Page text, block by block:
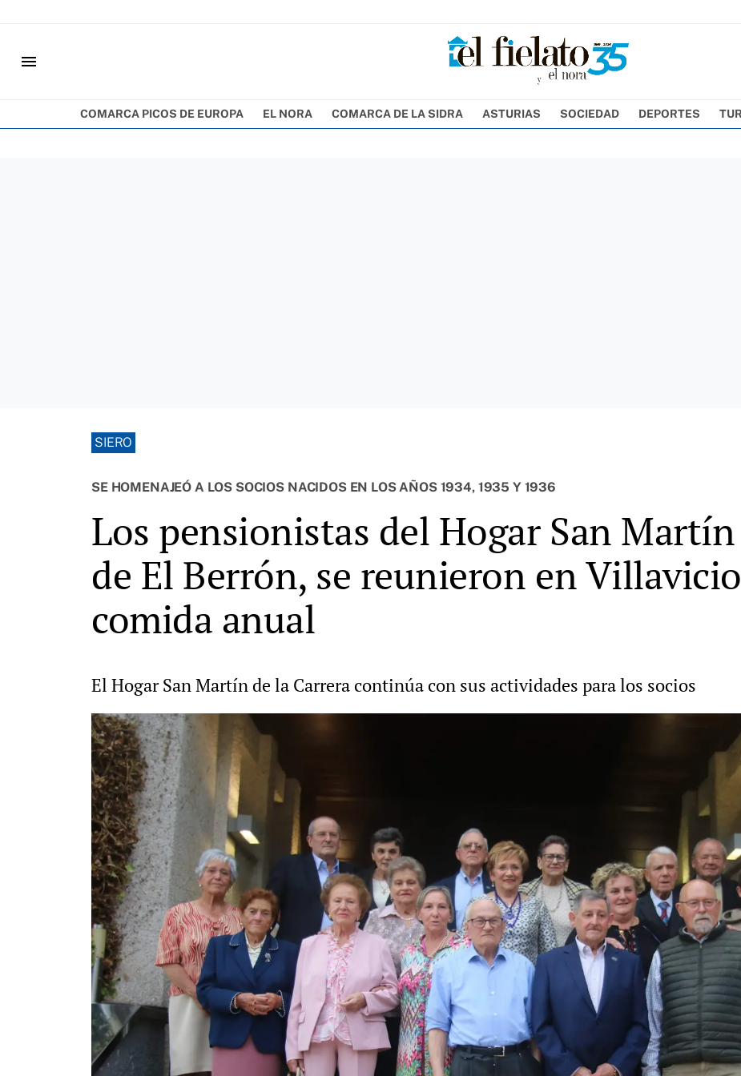
menu
COMARCA PICOS DE EUROPA EL NORA COMARCA DE LA SIDRA ASTURIAS SOCIEDAD DEPORTES
SIERO
SE HOMENAJEÓ A LOS SOCIOS NACIDOS EN LOS AÑOS 1934, 1935 Y 1936
Los pensionistas del Hogar San
de El Berrón, se reunieron en
comida anual
El Hogar San Martín de la Carrera continúa con sus actividades para los socios